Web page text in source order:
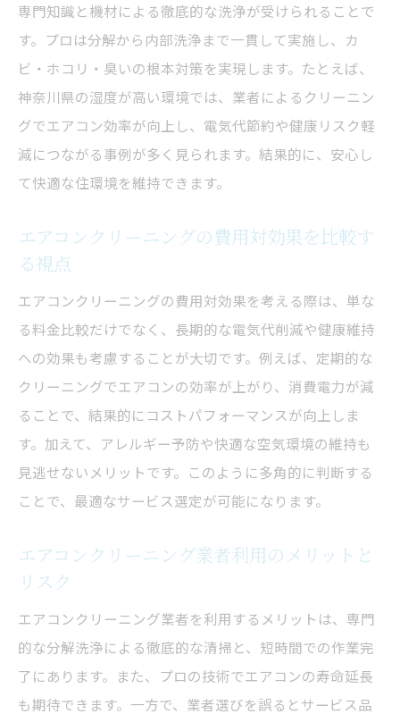
専門知識と機材による徹底的な洗浄が受けられることで
す。プロは分解から内部洗浄まで一貫して実施し、カ
ビ・ホコリ・臭いの根本対策を実現します。たとえば、
神奈川県の湿度が高い環境では、業者によるクリーニン
グでエアコン効率が向上し、電気代節約や健康リスク軽
減につながる事例が多く見られます。結果的に、安心し
て快適な住環境を維持できます。
エアコンクリーニングの費用対効果を比較す
る視点
エアコンクリーニングの費用対効果を考える際は、単な
る料金比較だけでなく、長期的な電気代削減や健康維持
への効果も考慮することが大切です。例えば、定期的な
クリーニングでエアコンの効率が上がり、消費電力が減
ることで、結果的にコストパフォーマンスが向上しま
す。加えて、アレルギー予防や快適な空気環境の維持も
見逃せないメリットです。このように多角的に判断する
ことで、最適なサービス選定が可能になります。
エアコンクリーニング業者利用のメリットと
リスク
エアコンクリーニング業者を利用するメリットは、専門
的な分解洗浄による徹底的な清掃と、短時間での作業完
了にあります。また、プロの技術でエアコンの寿命延長
も期待できます。一方で、業者選びを誤るとサービス品